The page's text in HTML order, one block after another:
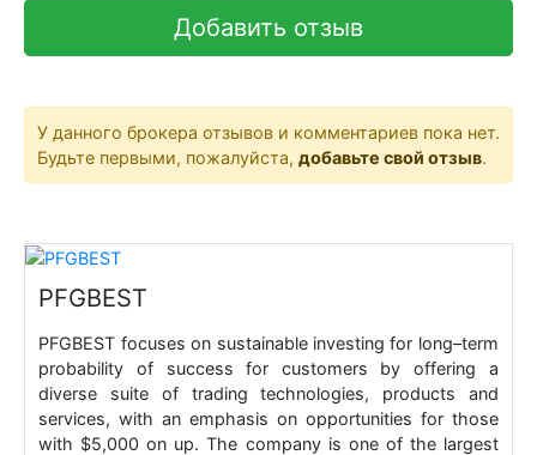
Добавить отзыв
У данного брокера отзывов и комментариев пока нет.
Будьте первыми, пожалуйста, добавьте свой отзыв.
PFGBEST
PFGBEST focuses on sustainable investing for long–term
probability of success for customers by offering a
diverse suite of trading technologies, products and
services, with an emphasis on opportunities for those
with $5,000 on up. The company is one of the largest